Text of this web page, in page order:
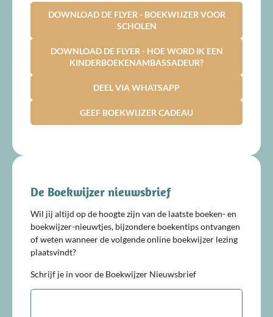
DOWNLOAD DE FLYER - BOEKWIJZER VOOR
SCHOLEN
DOWNLOAD DE FLYER - HOE WORD IK EEN
KINDERBOEKENAMBASSADEUR?
DEEL VIA WHATSAPP
GEEF BOEKWIJZER CADEAU
De Boekwijzer nieuwsbrief
Wil jij altijd op de hoogte zijn van de laatste boeken- en
boekwijzer-nieuwtjes, bijzondere boekentips ontvangen
of weten wanneer de volgende online boekwijzer lezing
plaatsvindt?
Schrijf je in voor de Boekwijzer Nieuwsbrief
E-